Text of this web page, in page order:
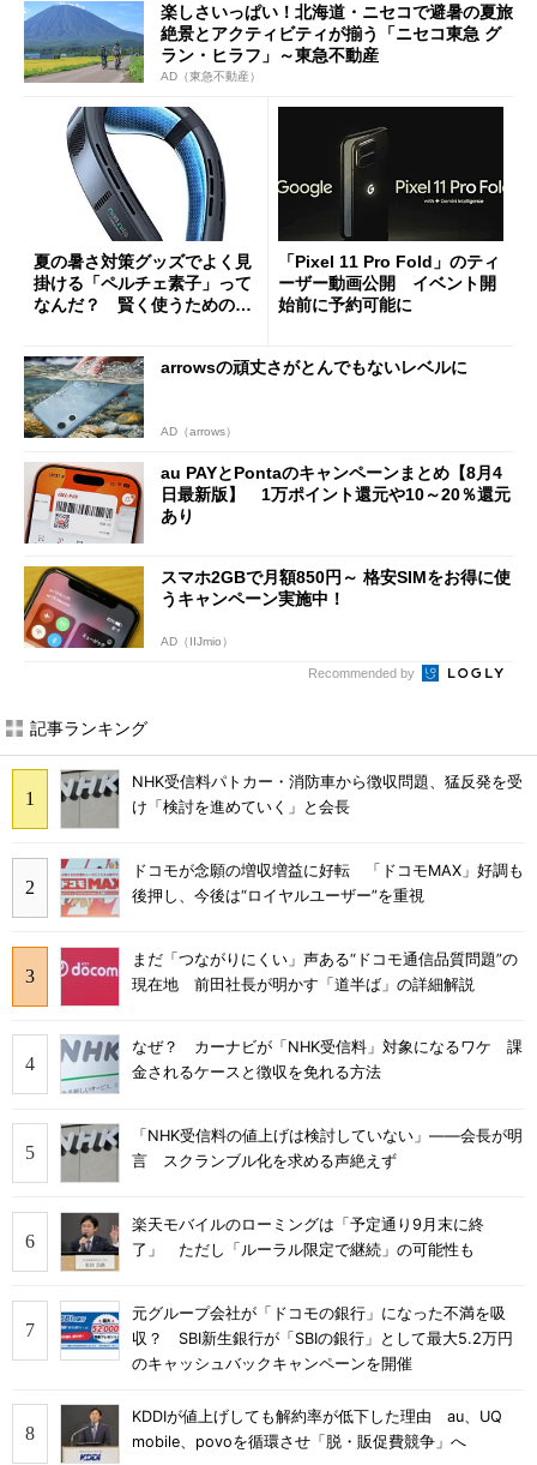
楽しさいっぱい！北海道・ニセコで避暑の夏旅
絶景とアクティビティが揃う「ニセコ東急 グ
ラン・ヒラフ」～東急不動産
AD（東急不動産）
夏の暑さ対策グッズでよく見
掛ける「ペルチェ素子」って
なんだ？ 賢く使うための注
「Pixel 11 Pro Fold」のティ
ーザー動画公開 イベント開
始前に予約可能に
arrowsの頑丈さがとんでもないレベルに
AD（arrows）
au PAYとPontaのキャンペーンまとめ【8月4
日最新版】 1万ポイント還元や10～20％還元
あり
スマホ2GBで月額850円～ 格安SIMをお得に使
うキャンペーン実施中！
AD（IIJmio）
Recommended by
記事ランキング
NHK受信料パトカー・消防車から徴収問題、猛反発を受
け「検討を進めていく」と会長
ドコモが念願の増収増益に好転 「ドコモMAX」好調も
後押し、今後は“ロイヤルユーザー”を重視
まだ「つながりにくい」声ある“ドコモ通信品質問題”の
現在地 前田社長が明かす「道半ば」の詳細解説
なぜ？ カーナビが「NHK受信料」対象になるワケ 課
金されるケースと徴収を免れる方法
「NHK受信料の値上げは検討していない」――会長が明
言 スクランブル化を求める声絶えず
楽天モバイルのローミングは「予定通り9月末に終
了」 ただし「ルーラル限定で継続」の可能性も
元グループ会社が「ドコモの銀行」になった不満を吸
収？ SBI新生銀行が「SBIの銀行」として最大5.2万円
のキャッシュバックキャンペーンを開催
KDDIが値上げしても解約率が低下した理由 au、UQ
mobile、povoを循環させ「脱・販促費競争」へ